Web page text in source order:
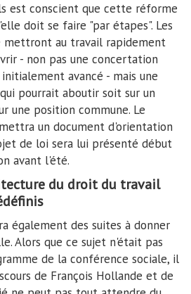
est conscient que cette réforme
doit se faire "par étapes". Les
mettront au travail rapidement
- non pas une concertation
avancé - mais une
pourrait aboutir soit sur un
une position commune. Le
un document d'orientation
de loi sera lui présenté début
avant l'été.
du droit du travail
également des suites à donner
Alors que ce sujet n'était pas
de la conférence sociale, il
de François Hollande et de